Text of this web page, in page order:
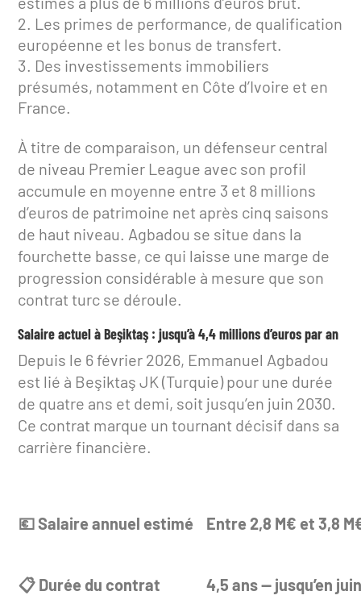
Les primes de performance, de qualification
européenne et les bonus de transfert.
Des investissements immobiliers
présumés, notamment en Côte d’Ivoire et en
France.
À titre de comparaison, un défenseur central
de niveau Premier League avec son profil
accumule en moyenne entre 3 et 8 millions
d’euros de patrimoine net après cinq saisons
de haut niveau. Agbadou se situe dans la
fourchette basse, ce qui laisse une marge de
progression considérable à mesure que son
contrat turc se déroule.
Salaire actuel à Beşiktaş : jusqu’à 4,4 millions d’euros par an
Depuis le 6 février 2026, Emmanuel Agbadou
est lié à Beşiktaş JK (Turquie) pour une durée
de quatre ans et demi, soit jusqu’en juin 2030.
Ce contrat marque un tournant décisif dans sa
carrière financière.
💶 Salaire annuel estimé Entre 2,8 M€ et 3,8
📋 Durée du contrat 4,5 ans — jusqu’en